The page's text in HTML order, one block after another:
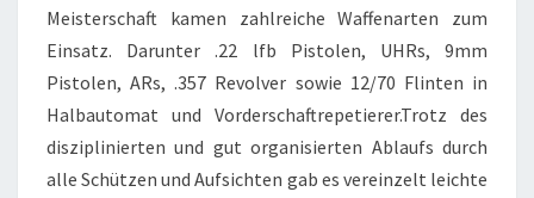
Meisterschaft kamen zahlreiche Waffenarten zum
Einsatz. Darunter .22 lfb Pistolen, UHRs, 9mm
Pistolen, ARs, .357 Revolver sowie 12/70 Flinten in
Halbautomat und Vorderschaftrepetierer.Trotz des
disziplinierten und gut organisierten Ablaufs durch
alle Schützen und Aufsichten gab es vereinzelt leichte